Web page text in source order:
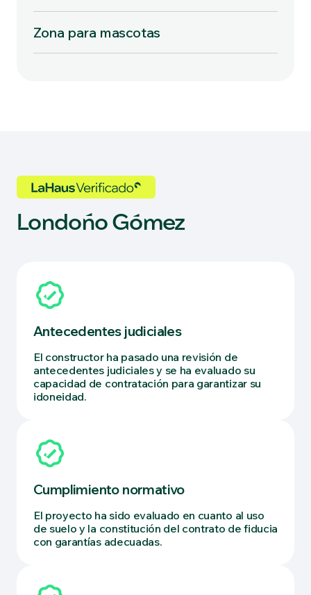
Zona para mascotas
Londoño Gómez
Antecedentes judiciales
El constructor ha pasado una revisión de
antecedentes judiciales y se ha evaluado su
capacidad de contratación para garantizar su
idoneidad.
Cumplimiento normativo
El proyecto ha sido evaluado en cuanto al uso
de suelo y la constitución del contrato de fiducia
con garantías adecuadas.